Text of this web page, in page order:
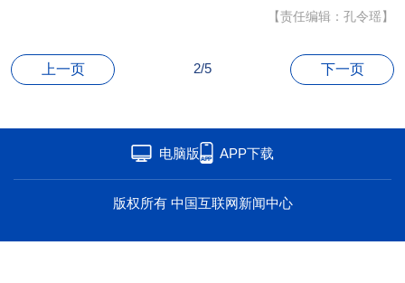
【责任编辑：孔令瑶】
上一页 2/5 下一页
电脑版 APP下载
版权所有 中国互联网新闻中心